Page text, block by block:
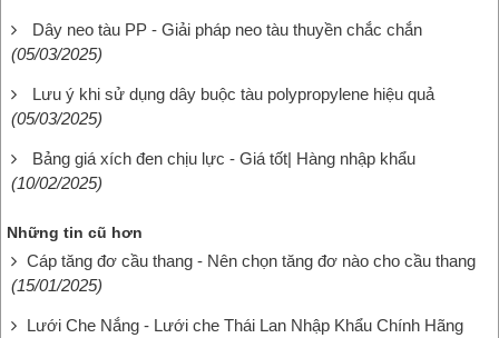
Dây neo tàu PP - Giải pháp neo tàu thuyền chắc chắn
(05/03/2025)
Lưu ý khi sử dụng dây buộc tàu polypropylene hiệu quả
(05/03/2025)
Bảng giá xích đen chịu lực - Giá tốt| Hàng nhập khẩu
(10/02/2025)
Những tin cũ hơn
Cáp tăng đơ cầu thang - Nên chọn tăng đơ nào cho cầu thang
(15/01/2025)
Lưới Che Nắng - Lưới che Thái Lan Nhập Khẩu Chính Hãng